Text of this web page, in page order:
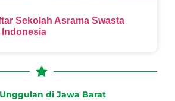
Sekolah Asrama Swasta
di Jawa Barat